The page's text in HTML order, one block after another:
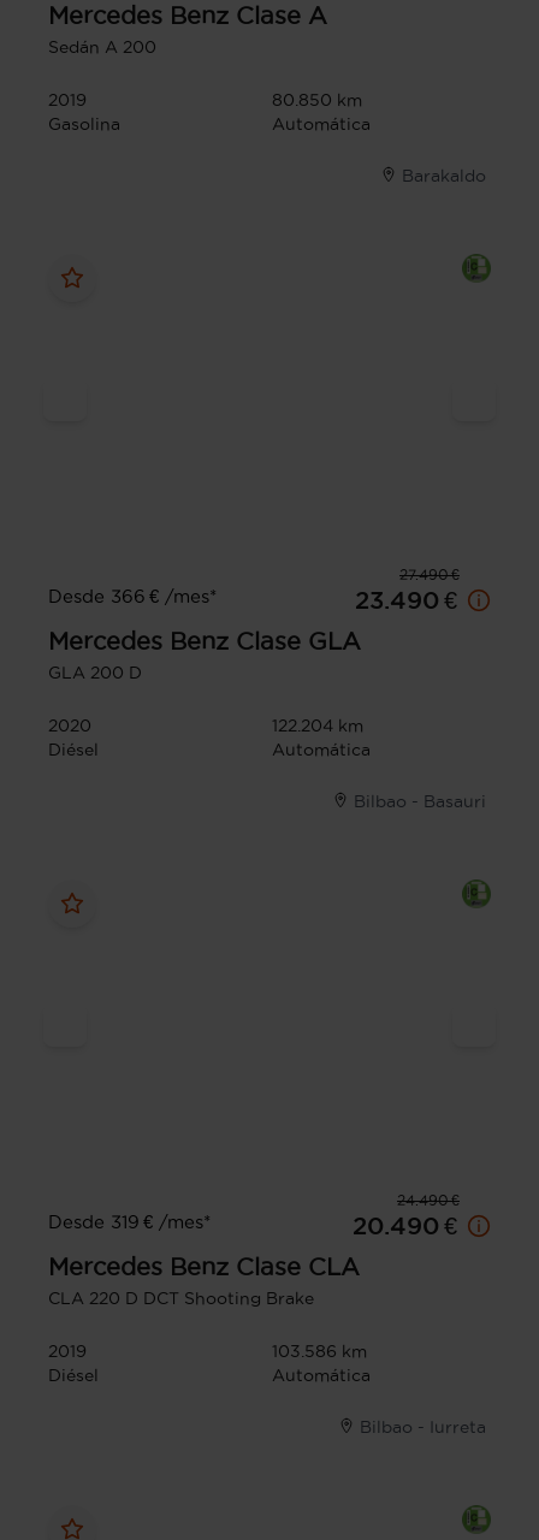
Mercedes Benz Clase A
Sedán A 200
2019
80.850 km
Gasolina
Automática
Barakaldo
27.490 €
Desde 366 € /mes*
23.490 €
Mercedes Benz Clase GLA
GLA 200 D
2020
122.204 km
Diésel
Automática
Bilbao - Basauri
24.490 €
Desde 319 € /mes*
20.490 €
Mercedes Benz Clase CLA
CLA 220 D DCT Shooting Brake
2019
103.586 km
Diésel
Automática
Bilbao - Iurreta